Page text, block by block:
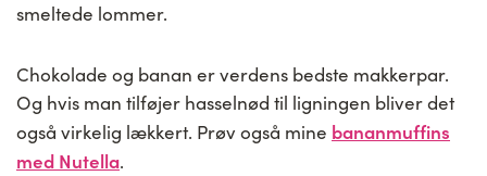
smeltede lommer.
Chokolade og banan er verdens bedste makkerpar.
Og hvis man tilføjer hasselnød til ligningen bliver det
også virkelig lækkert. Prøv også mine bananmuffins
med Nutella.